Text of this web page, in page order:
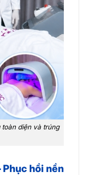
toàn diện và trúng
Phục hồi nền